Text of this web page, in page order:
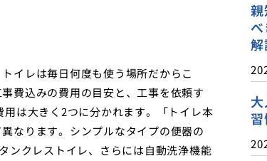
イレは毎日何度も使う場所だからこ
費込みの費用の目安と、工事を依頼す
は大きく2つに分かれます。「トイレ本
なります。シンプルなタイプの便器の
ンクレストイレ、さらには自動洗浄機能